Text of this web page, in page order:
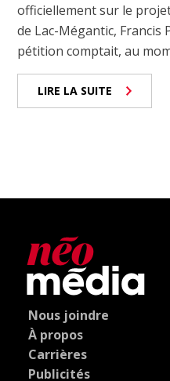
officiellement sur le
de Lac-Mégantic, Francis
pétition comptait, au
LIRE LA SUITE
Nous joindre
À propos
Carrières
Publicités